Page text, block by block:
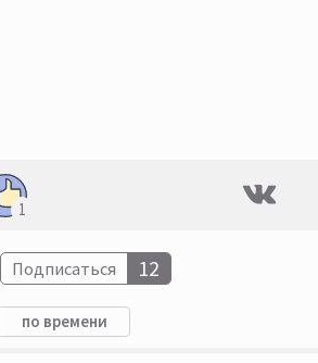
1
Подписаться 12
по времени